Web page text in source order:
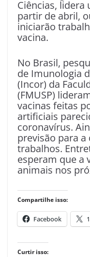
Ciências, lidera
partir de abril,
iniciarão
vacina.
No Brasil,
de Imunologia
(Incor) da
(FMUSP)
vacinas feitas
artificiais
coronavírus.
previsão para
trabalhos.
esperam que a
animais nos
Compartilhe isso:
Facebook
Curtir isso: